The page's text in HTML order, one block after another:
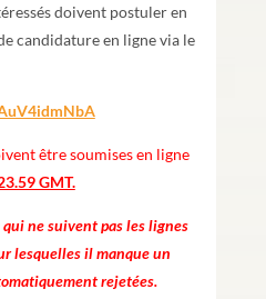
doivent postuler en
candidature en ligne via le
être soumises en ligne
GMT.
ne suivent pas les lignes
lesquelles il manque un
rejetées.